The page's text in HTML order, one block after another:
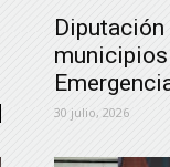
Diputación
30 julio, 2026